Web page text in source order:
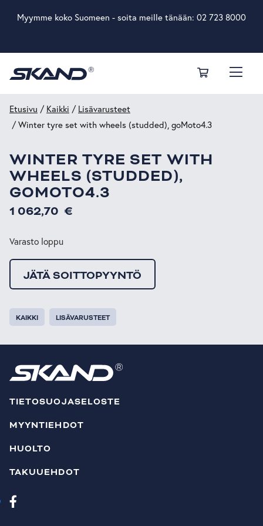
Myymme koko Suomeen - soita meille tänään: 02 723 8000
Etusivu / Kaikki / Lisävarusteet
/ Winter tyre set with wheels (studded), goMoto4.3
WINTER TYRE SET WITH
WHEELS (STUDDED),
GOMOTO4.3
1 062,70 €
Varasto loppu
JÄTÄ SOITTOPYYNTÖ
KAIKKI LISÄVARUSTEET
TIETOSUOJASELOSTE
MYYNTIEHDOT
HUOLTO
TAKUUEHDOT